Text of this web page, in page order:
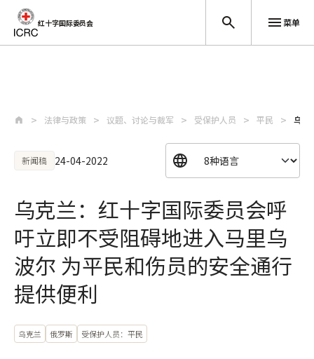
红十字国际委员会 菜单
法律与政策 议题、讨论与裁军 受保护人员 平民 乌克
新闻稿 24-04-2022
乌克兰：红十字国际委员会呼
吁立即不受阻碍地进入马里乌
波尔 为平民和伤员的安全通行
提供便利
乌克兰 俄罗斯 受保护人员：平民